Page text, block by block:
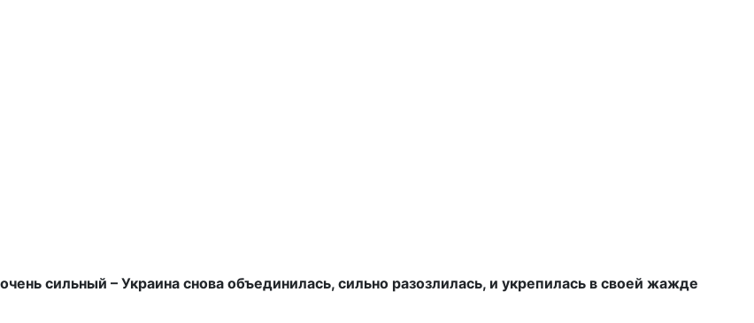
сильный – Украина снова объединилась, сильно разозлилась, и укрепилась в своей жажде